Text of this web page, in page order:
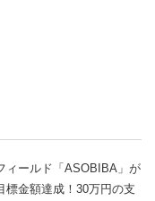
ールド「ASOBIBA」が
標金額達成！30万円の支